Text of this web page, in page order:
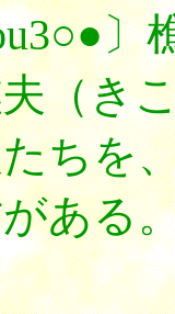
（き
ちを
ある